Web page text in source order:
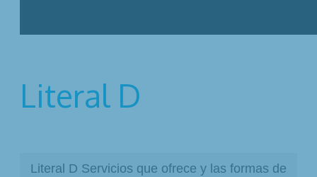
Literal D
Literal D Servicios que ofrece y las formas de